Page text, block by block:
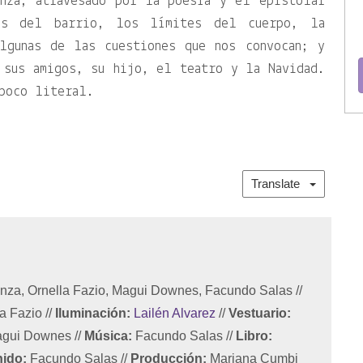
del barrio, los límites del cuerpo, la
de las cuestiones que nos convocan; y
amigos, su hijo, el teatro y la Navidad.
literal.
Translate
Ornella Fazio, Magui Downes, Facundo Salas//
Fazio// Iluminación: Lailén Alvarez // Vestuario:
Downes// Música: Facundo Salas// Libro:
Facundo Salas// Producción: Mariana Cumbi